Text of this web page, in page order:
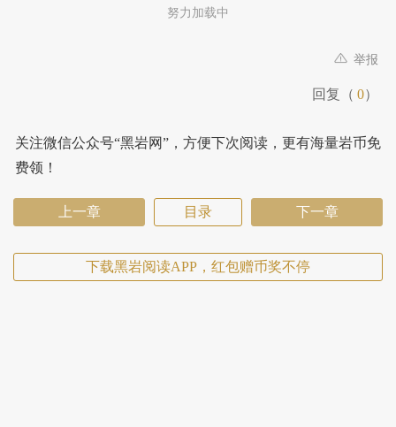
努力加载中
举报
回复（ 0）
关注微信公众号“黑岩网”，方便下次阅读，更有海量岩币免
费领！
上一章 目录 下一章
下载黑岩阅读APP，红包赠币奖不停